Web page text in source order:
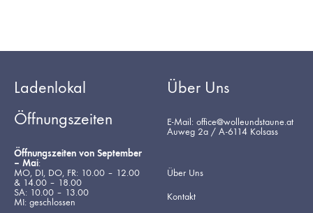
Ladenlokal
Öffnungszeiten
Öffnungszeiten von September
– Mai:
MO, DI, DO, FR: 10.00 – 12.00
& 14.00 – 18.00
SA: 10.00 – 13.00
MI: geschlossen
Über Uns
E-Mail: office@wolleundstaune.at
Auweg 2a / A-6114 Kolsass
Über Uns
Kontakt